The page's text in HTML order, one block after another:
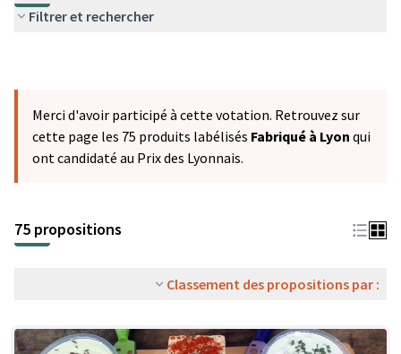
Filtrer et rechercher
Merci d'avoir participé à cette votation. Retrouvez sur
cette page les 75 produits labélisés Fabriqué à Lyon qui
ont candidaté au Prix des Lyonnais.
75 propositions
Classement des propositions par :